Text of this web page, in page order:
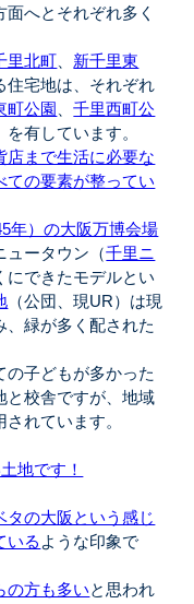
へとそれぞれ多く
里北町、 新千里東
住宅地は、それぞれ
町公園 、千里西町公
を有しています。
店まで生活に必要な
ての要素が整ってい
年）の大阪万博会場
ュータウン（千里ニ
にできたモデルとい
（公団、現UR）は現
、緑が多く配された
の子どもが多かった
と校舎ですが、地域
れています。
地です！
タの大阪という感じ
いる ような印象で
の方も多いと思われ